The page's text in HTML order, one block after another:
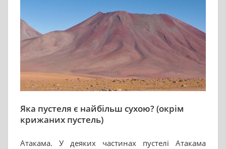
Яка пустеля є найбільш сухою? (окрім
крижаних пустель)
Атакама. У деяких частинах пустелі Атакама